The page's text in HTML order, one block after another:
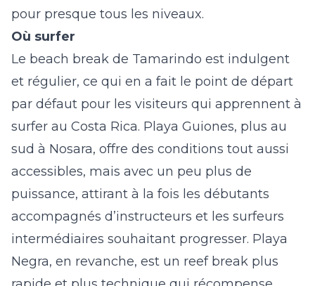
pour presque tous les niveaux.
Où surfer
Le beach break de Tamarindo est indulgent
et régulier, ce qui en a fait le point de départ
par défaut pour les visiteurs qui apprennent à
surfer au Costa Rica. Playa Guiones, plus au
sud à Nosara, offre des conditions tout aussi
accessibles, mais avec un peu plus de
puissance, attirant à la fois les débutants
accompagnés d’instructeurs et les surfeurs
intermédiaires souhaitant progresser. Playa
Negra, en revanche, est un reef break plus